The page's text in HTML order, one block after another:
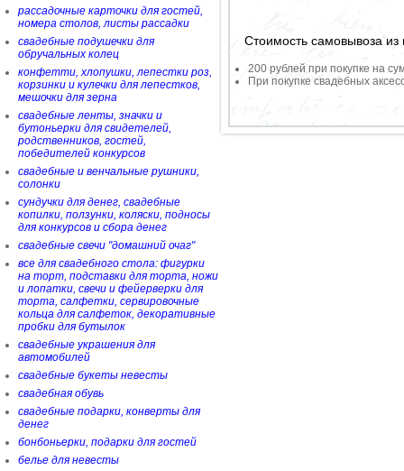
рассадочные карточки для гостей,
номера столов, листы рассадки
свадебные подушечки для
обручальных колец
конфетти, хлопушки, лепестки роз,
корзинки и кулечки для лепестков,
мешочки для зерна
свадебные ленты, значки и
бутоньерки для свидетелей,
родственников, гостей,
победителей конкурсов
свадебные и венчальные рушники,
солонки
сундучки для денег, свадебные
копилки, ползунки, коляски, подносы
для конкурсов и сбора денег
свадебные свечи "домашний очаг"
все для свадебного стола: фигурки
на торт, подставки для торта, ножи
и лопатки, свечи и фейерверки для
торта, салфетки, сервировочные
кольца для салфеток, декоративные
пробки для бутылок
свадебные украшения для
автомобилей
свадебные букеты невесты
свадебная обувь
свадебные подарки, конверты для
денег
бонбоньерки, подарки для гостей
белье для невесты
Стоимость самовывоза из
200 рублей при покупке на
При покупке свадебных